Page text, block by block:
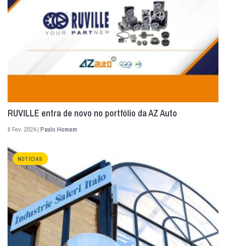
RUVILLE entra de novo no portfólio da AZ Auto
6 Fev. 2024 | Paulo Homem
NOTÍCIAS